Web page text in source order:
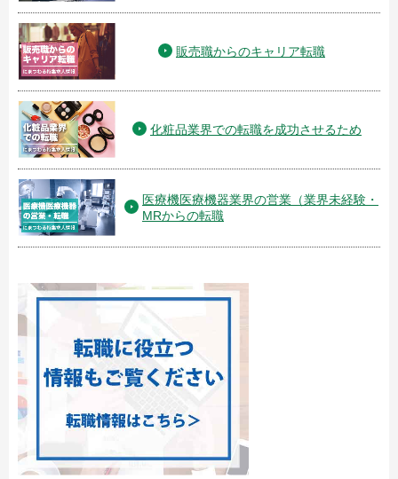
販売職からのキャリア転職
化粧品業界での転職を成功させるため
医療機医療機器業界の営業（業界未経験・
MRからの転職